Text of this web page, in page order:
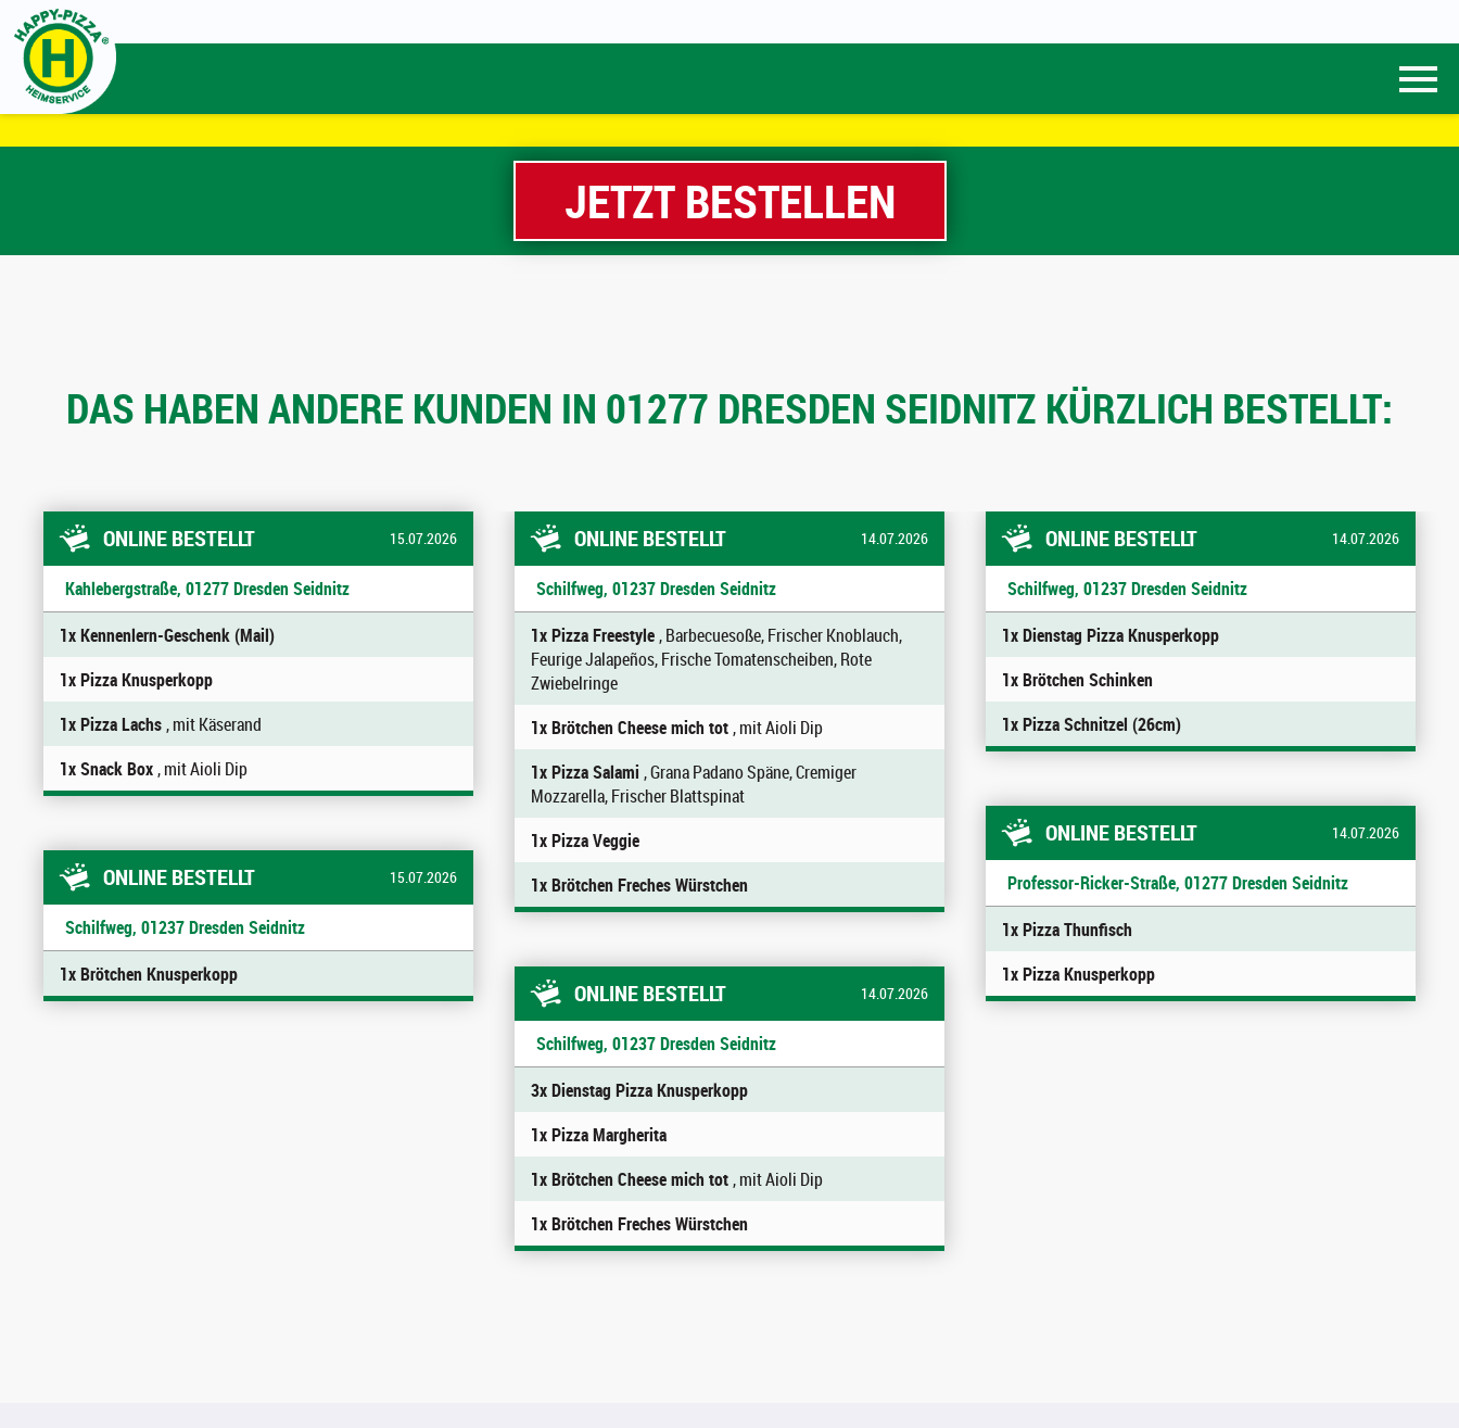
JETZT BESTELLEN
DAS HABEN ANDERE KUNDEN IN 01277 DRESDEN SEIDNITZ KÜRZLICH BESTELLT:
ONLINE BESTELLT 15.07.2026
Kahlebergstraße, 01277 Dresden Seidnitz
1x Kennenlern-Geschenk (Mail)
1x Pizza Knusperkopp
1x Pizza Lachs, mit Käserand
1x Snack Box, mit Aioli Dip
ONLINE BESTELLT 15.07.2026
Schilfweg, 01237 Dresden Seidnitz
1x Brötchen Knusperkopp
ONLINE BESTELLT 14.07.2026
Schilfweg, 01237 Dresden Seidnitz
1x Pizza Freestyle, Barbecuesoße, Frischer Knoblauch,
Feurige Jalapeños, Frische Tomatenscheiben, Rote
Zwiebelringe
1x Brötchen Cheese mich tot, mit Aioli Dip
1x Pizza Salami , Grana Padano Späne, Cremiger
Mozzarella, Frischer Blattspinat
1x Pizza Veggie
1x Brötchen Freches Würstchen
ONLINE BESTELLT 14.07.2026
Schilfweg, 01237 Dresden Seidnitz
3x Dienstag Pizza Knusperkopp
1x Pizza Margherita
1x Brötchen Cheese mich tot, mit Aioli Dip
1x Brötchen Freches Würstchen
ONLINE BESTELLT 14.07.2026
Schilfweg, 01237 Dresden Seidnitz
1x Dienstag Pizza Knusperkopp
1x Brötchen Schinken
1x Pizza Schnitzel (26cm)
ONLINE BESTELLT 14.07.2026
Professor-Ricker-Straße, 01277 Dresden Seidnitz
1x Pizza Thunfisch
1x Pizza Knusperkopp